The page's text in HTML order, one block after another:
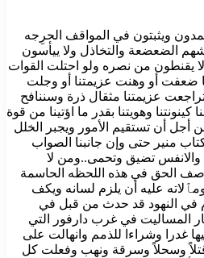
ويثبتون في المواقف الحرِجه
الضعضعة والتخاذل ولا ييأسون
يقنطون من نصره ولو احتلت القوات
ضعفت أو وهنت عزيمتنا أو وجلت
عزيمتنا مثقال ذرة وسننافح
وهويتنا بقدر ما اؤتينا من قوة
أن تستقيم الأمور ويجبر الخلل
منير حتى وإن جانبنا الصواب
تضيق وتحمى..ومن لا
الحق في هذه اللحظه الحاسمة
عليه أن يلزم لسانه ويكف
في النهود قد حدث من قبل في
المساليت في غرب دارفور التي
غدرا وشراءا للذمم وانهالت على
وقتلاً وسحلاً وسرقة ونهب وفعلت كل